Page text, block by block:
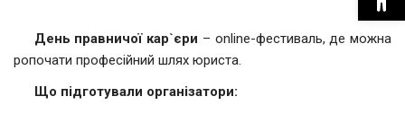
День правничої кар`єри – online-фестиваль, де можна
ропочати професійний шлях юриста.
Що підготували організатори: